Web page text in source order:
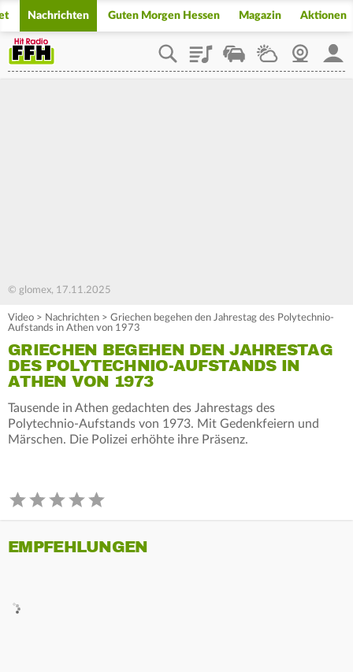
Nachrichten Guten Morgen Hessen Magazin Aktionen
PlaylistStaupilotWetterWebcam
© glomex, 17.11.2025
Video > Nachrichten > Griechen begehen den Jahrestag des Polytechnio-
Aufstands in Athen von 1973
GRIECHEN BEGEHEN DEN JAHRESTAG
DES POLYTECHNIO-AUFSTANDS IN
ATHEN VON 1973
Tausende in Athen gedachten des Jahrestags des
Polytechnio-Aufstands von 1973. Mit Gedenkfeiern und
Märschen. Die Polizei erhöhte ihre Präsenz.
EMPFEHLUNGEN